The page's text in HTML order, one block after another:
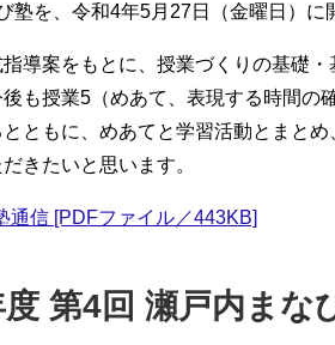
塾を、令和4年5月27日（金曜日）に
導案をもとに、授業づくりの基礎
も授業5（めあて、表現する時間の
ともに、めあてと学習活動とまと
きたいと思います。
通信 [PDFファイル／443KB]
第4回 瀬戸内まな